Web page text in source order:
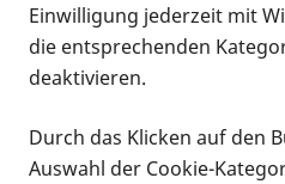
13.09.2024, 17:00 Uhr–
16.11.2024, 15:00 Uhr–
20.03.2025, 18:00 Uhr
Einwilligung jederzeit mit
die entsprechenden
deaktivieren.
Durch das Klicken auf den
Auswahl der Cookie-